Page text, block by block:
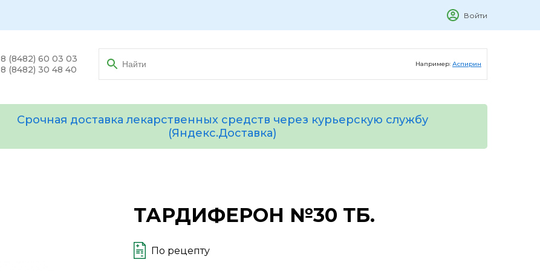
Войти
8 (8482) 60 03 03
8 (8482) 30 48 40
Например: Аспирин
Срочная доставка лекарственных средств через курьерскую службу
(Яндекс.Доставка)
ТАРДИФЕРОН №30 ТБ.
По рецепту